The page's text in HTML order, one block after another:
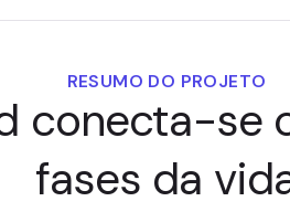
RESUMO DO PROJETO
conecta-se
fases da